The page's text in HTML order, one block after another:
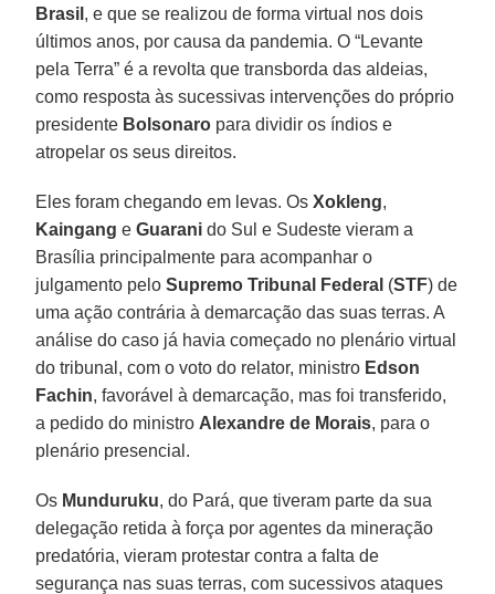
Brasil , e que se realizou de forma virtual nos dois
últimos anos, por causa da pandemia. O “Levante
pela Terra” é a revolta que transborda das aldeias,
como resposta às sucessivas intervenções do próprio
presidente Bolsonaro para dividir os índios e
atropelar os seus direitos.
Eles foram chegando em levas. OsXokleng,
Kaingang eGuarani do Sul e Sudeste vieram a
Brasília principalmente para acompanhar o
julgamento peloSupremo Tribunal Federal (STF) de
uma ação contrária à demarcação das suas terras. A
análise do caso já havia começado no plenário virtual
do tribunal, com o voto do relator, ministro Edson
Fachin, favorável à demarcação, mas foi transferido,
a pedido do ministro Alexandre de Morais, para o
plenário presencial.
Os Munduruku, do Pará, que tiveram parte da sua
delegação retida à força por agentes da mineração
predatória, vieram protestar contra a falta de
segurança nas suas terras, com sucessivos ataques